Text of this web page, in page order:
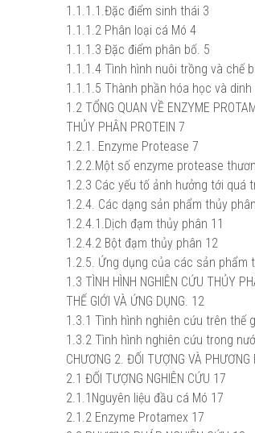
1.1.1.1.Đặc điểm sinh thái 3
1.1.1.2 Phân loại cá Mó 4
1.1.1.3 Đặc điểm phân bố. 5
1.1.1.4 Tình hình nuôi trồng và chế
1.1.1.5 Thành phần hóa học và
1.2 TỔNG QUAN VỀ ENZYME
THỦY PHÂN PROTEIN 7
1.2.1. Enzyme Protease 7
1.2.2.Một số enzyme protease
1.2.3 Các yếu tố ảnh hưởng tới quá
1.2.4. Các dạng sản phẩm thủy
1.2.4.1.Dịch đạm thủy phân 11
1.2.4.2 Bột đạm thủy phân 12
1.2.5. Ứng dụng của các sản phẩm
1.3 TÌNH HÌNH NGHIÊN CỨU THỦY
THẾ GIỚI VÀ ỨNG DỤNG. 12
1.3.1 Tình hình nghiên cứu trên thế
1.3.2 Tình hình nghiên cứu trong
CHƯƠNG 2. ĐỐI TƯỢNG VÀ
2.1 ĐỐI TƯỢNG NGHIÊN CỨU 17
2.1.1Nguyên liệu đầu cá Mó 17
2.1.2 Enzyme Protamex 17